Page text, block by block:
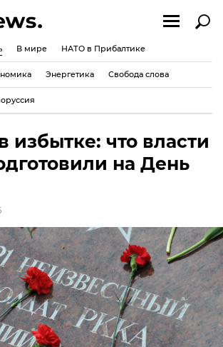
В мире НАТО в Прибалтике
Энергетика Свобода слова
избытке: что власти
на День